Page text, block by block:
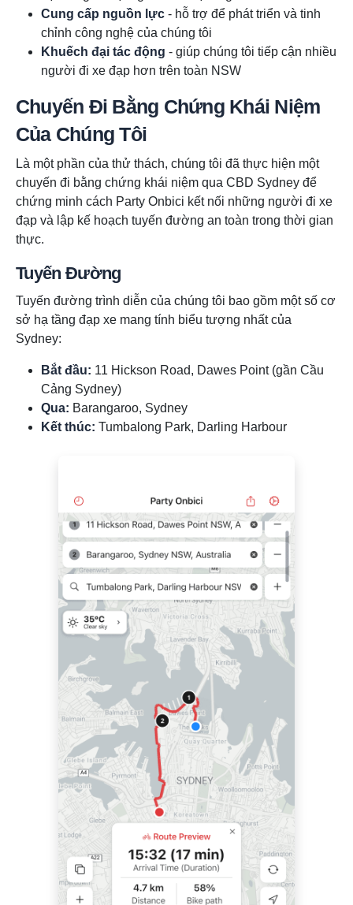
Cung cấp nguồn lực - hỗ trợ để phát triển và tinh
chỉnh công nghệ của chúng tôi
Khuếch đại tác động - giúp chúng tôi tiếp cận nhiều
người đi xe đạp hơn trên toàn NSW
Chuyến Đi Bằng Chứng Khái Niệm
Của Chúng Tôi
Là một phần của thử thách, chúng tôi đã thực hiện một
chuyến đi bằng chứng khái niệm qua CBD Sydney để
chứng minh cách Party Onbici kết nối những người đi xe
đạp và lập kế hoạch tuyến đường an toàn trong thời gian
thực.
Tuyến Đường
Tuyến đường trình diễn của chúng tôi bao gồm một số cơ
sở hạ tầng đạp xe mang tính biểu tượng nhất của
Sydney:
Bắt đầu: 11 Hickson Road, Dawes Point (gần Cầu
Cảng Sydney)
Qua: Barangaroo, Sydney
Kết thúc: Tumbalong Park, Darling Harbour